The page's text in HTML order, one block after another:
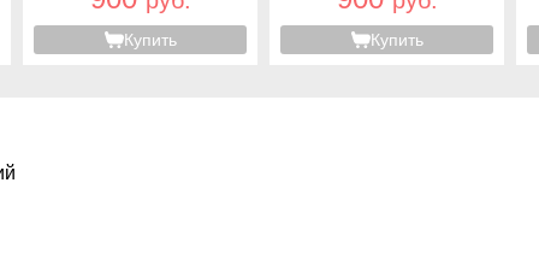
Купить Купить